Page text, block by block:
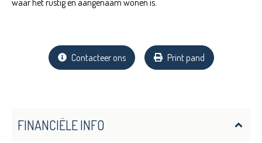
Contacteer ons Print pand
FINANCIËLE INFO